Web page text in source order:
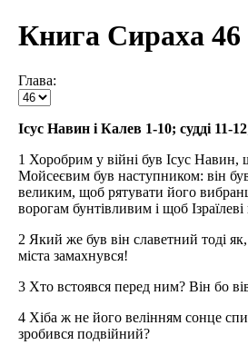
Книга Сираха 46
Глава:
Ісус Навин і Калев 1-10; судді 11-
1 Хоробрим у війні був Ісус Навин,
Мойсеєвим був наступником: він
великим, щоб рятувати його
ворогам бунтівливим і щоб
2 Який же був він славетний тоді
міста замахнувся!
3 Хто встоявся перед ним? Він бо
4 Хіба ж не його велінням сонце
зробився подвійний?